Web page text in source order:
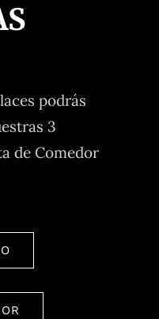
podrás
3
de Comedor